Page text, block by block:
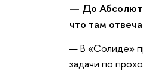
— До Абсолют
что там
— В «Солиде»
задачи по